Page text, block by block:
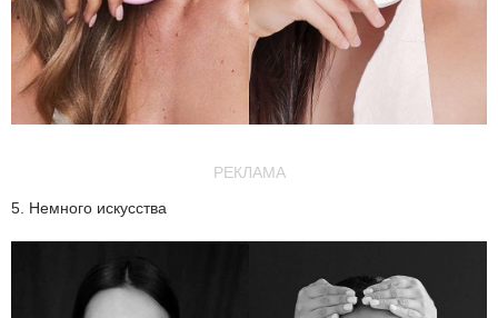
РЕКЛАМА
5. Немного искусства